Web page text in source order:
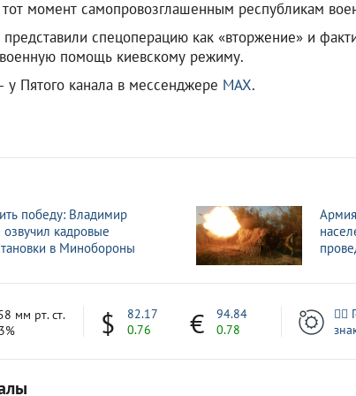
момент самопровозглашенным республикам
спецоперацию как «вторжение» и
военную помощь киевскому режиму.
Пятого канала в мессенджере MAX.
победу: Владимир
озвучил кадровые
в Минобороны
мм рт. ст.
82.17
0.76
94.84
0.78
🧙‍♀